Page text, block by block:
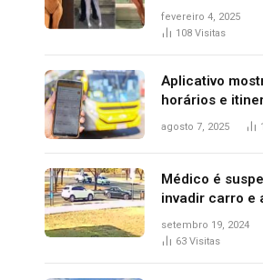
Censori, esposa
Kanye West que
fevereiro 4, 2025
108 Visitas
Aplicativo
horários e
ônibus a
agosto 7, 2025
Médico é
invadir carro e
delegado
durante
setembro 19, 2024
63 Visitas